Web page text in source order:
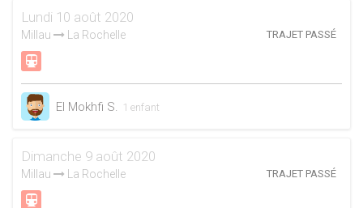
Lundi 10 août 2020
Millau La Rochelle TRAJET PASSÉ
El Mokhfi S. 1 enfant
Dimanche 9 août 2020
Millau La Rochelle TRAJET PASSÉ